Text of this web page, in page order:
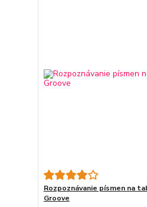
Rozpoznávanie písmen na
Groove